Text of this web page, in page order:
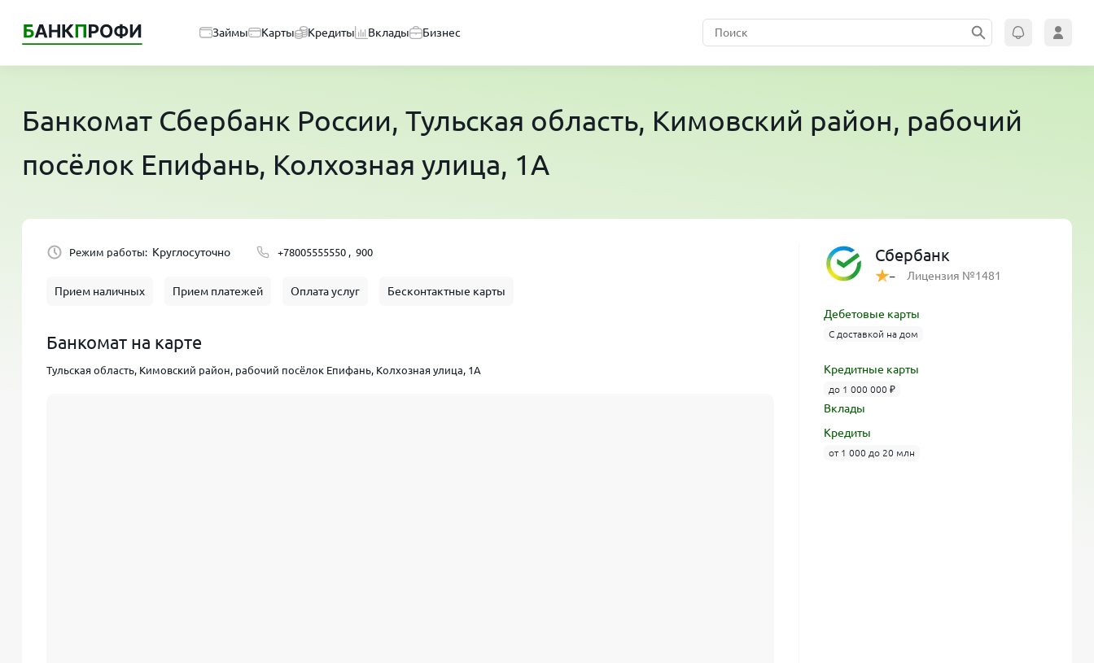
Займы Карты Кредиты Вклады Бизнес
Банкомат Сбербанк России, Тульская область, Кимовский район, рабочий
посёлок Епифань, Колхозная улица, 1А
Режим работы: Круглосуточно +78005555550 , 900
Прием наличных Прием платежей Оплата услуг Бесконтактные карты
Банкомат на карте
Тульская область, Кимовский район, рабочий посёлок Епифань, Колхозная улица, 1А
Сбербанк
– Лицензия №1481
Дебетовые карты
С доставкой на дом
Кредитные карты
до 1 000 000 ₽
Вклады
Кредиты
от 1 000 до 20 млн